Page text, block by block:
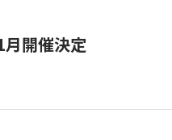
月開催決定